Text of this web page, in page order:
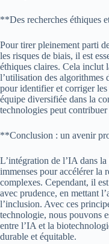
**Des recherches éthiques
Pour tirer pleinement parti
les risques de biais, il est
éthiques claires. Cela inclut
l’utilisation des algorithmes
pour identifier et corriger
équipe diversifiée dans la
technologies peut
**Conclusion : un avenir
L’intégration de l’IA dans
immenses pour accélérer la
complexes. Cependant, il
avec prudence, en mettant
l’inclusion. Avec ces
technologie, nous pouvons
entre l’IA et la
durable et équitable.